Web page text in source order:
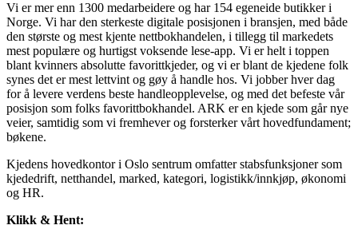
Vi er mer enn 1300 medarbeidere og har 154 egeneide butikker i
Norge. Vi har den sterkeste digitale posisjonen i bransjen, med både
den største og mest kjente nettbokhandelen, i tillegg til markedets
mest populære og hurtigst voksende lese-app. Vi er helt i toppen
blant kvinners absolutte favorittkjeder, og vi er blant de kjedene folk
synes det er mest lettvint og gøy å handle hos. Vi jobber hver dag
for å levere verdens beste handleopplevelse, og med det befeste vår
posisjon som folks favorittbokhandel. ARK er en kjede som går nye
veier, samtidig som vi fremhever og forsterker vårt hovedfundament;
bøkene.
Kjedens hovedkontor i Oslo sentrum omfatter stabsfunksjoner som
kjededrift, netthandel, marked, kategori, logistikk/innkjøp, økonomi
og HR.
Klikk & Hent: